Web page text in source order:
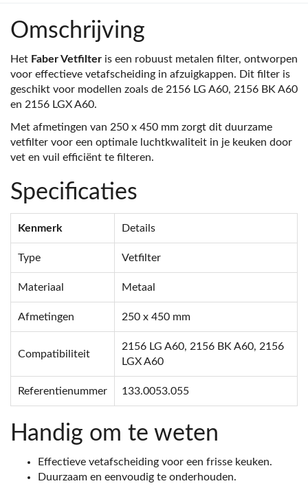
Omschrijving
Het Faber Vetfilter is een robuust metalen filter, ontworpen
voor effectieve vetafscheiding in afzuigkappen. Dit filter is
geschikt voor modellen zoals de 2156 LG A60, 2156 BK A60
en 2156 LGX A60.
Met afmetingen van 250 x 450 mm zorgt dit duurzame
vetfilter voor een optimale luchtkwaliteit in je keuken door
vet en vuil efficiënt te filteren.
Specificaties
Kenmerk Details
Type Vetfilter
Materiaal Metaal
Afmetingen 250 x 450 mm
Compatibiliteit
2156 LG A60, 2156 BK A60, 2156
LGX A60
Referentienummer 133.0053.055
Handig om te weten
Effectieve vetafscheiding voor een frisse keuken.
Duurzaam en eenvoudig te onderhouden.